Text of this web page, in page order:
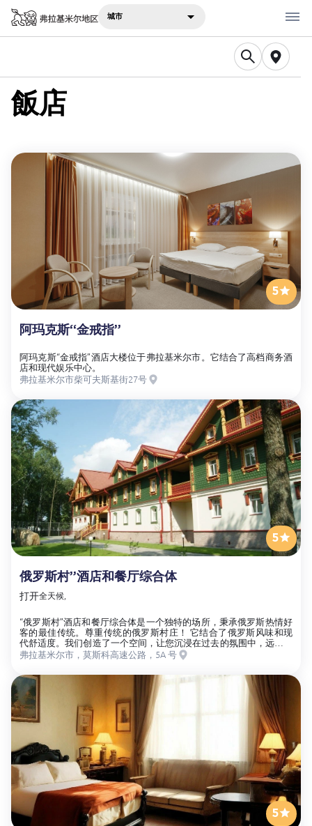
城市
在哪里住宿
建议
景点
旅行笔记
Русский
English
飯店
阿玛克斯“金戒指”
5
阿玛克斯“金戒指”酒店大楼位于弗拉基米尔市。它结合了高档商务酒
店和现代娱乐中心。
弗拉基米尔市柴可夫斯基街27号
俄罗斯村”酒店和餐厅综合体
打开全天候,
5
“俄罗斯村”酒店和餐厅综合体是一个独特的场所，秉承俄罗斯热情好
客的最佳传统。尊重传统的俄罗斯村庄！ 它结合了俄罗斯风味和现
代舒适度。我们创造了一个空间，让您沉浸在过去的氛围中，远离大
城市的喧嚣，享受真正的美食乐趣。
弗拉基米尔市，莫斯科高速公路，5A 号
5